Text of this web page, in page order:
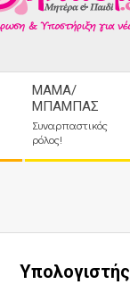
ΜΑΜΆ/
ΜΠΑΜΠΆΣ
Συναρπαστικός
ρόλος!
Υπολογιστής